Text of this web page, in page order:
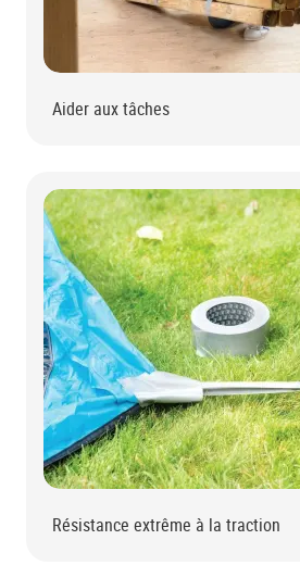
Aider aux tâches
Résistance extrême à la traction